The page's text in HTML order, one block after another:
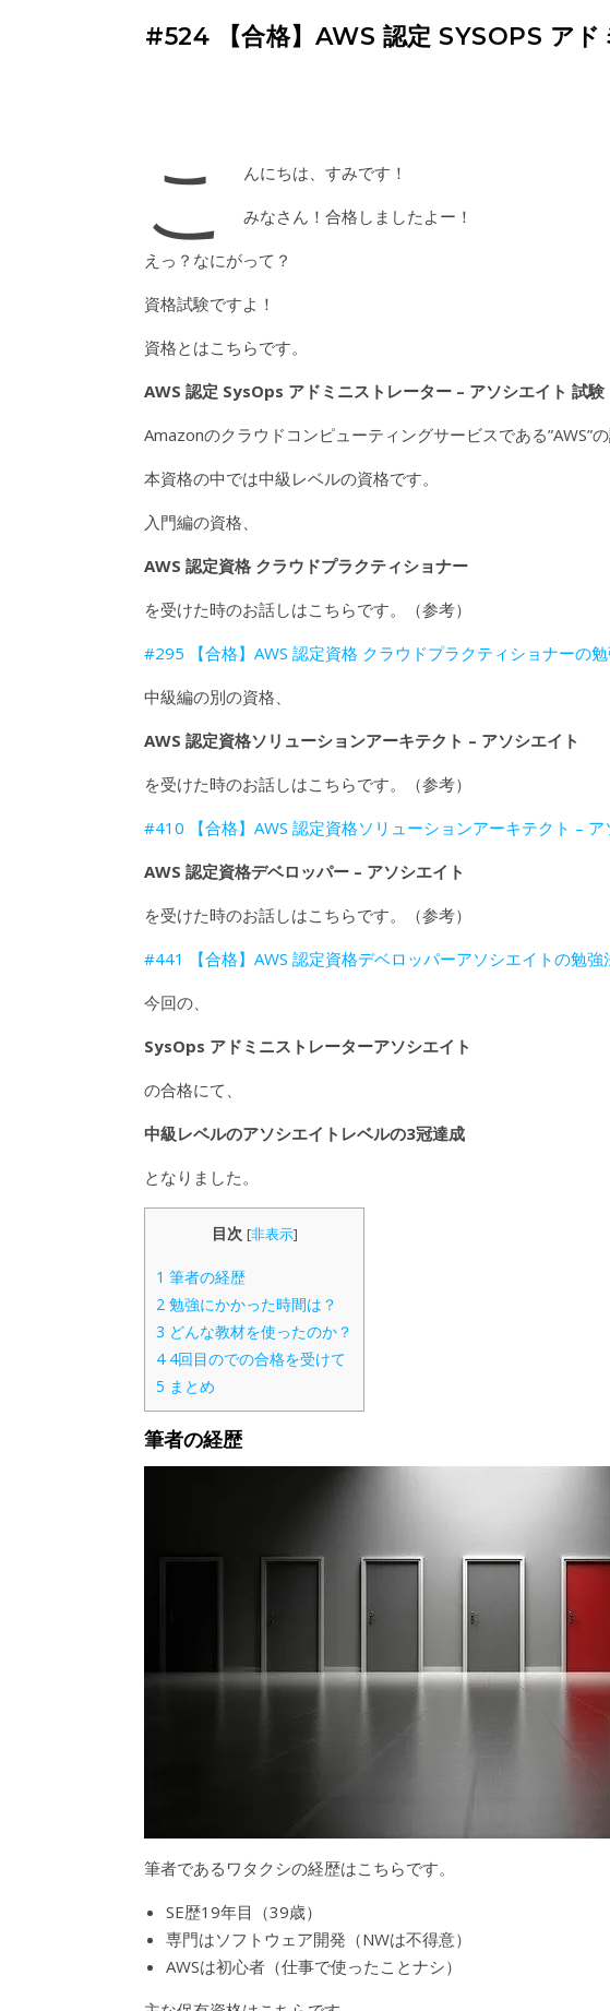
#524 【合格】AWS 認定 SYSOPS ア
こ
んにちは、すみです！
みなさん！合格しましたよー！
えっ？なにがって？
資格試験ですよ！
資格とはこちらです。
AWS 認定 SysOps アドミニストレーター – アソシエイト 試験
Amazonのクラウドコンピューティングサービスである”AWS”の
本資格の中では中級レベルの資格です。
入門編の資格、
AWS 認定資格 クラウドプラクティショナー
を受けた時のお話しはこちらです。（参考）
#295 【合格】AWS 認定資格 クラウドプラクティショナーの
中級編の別の資格、
AWS 認定資格ソリューションアーキテクト – アソシエイト
を受けた時のお話しはこちらです。（参考）
#410 【合格】AWS 認定資格ソリューションアーキテクト –
AWS 認定資格デベロッパー – アソシエイト
を受けた時のお話しはこちらです。（参考）
#441 【合格】AWS 認定資格デベロッパーアソシエイトの勉強
今回の、
SysOps アドミニストレーターアソシエイト
の合格にて、
中級レベルのアソシエイトレベルの3冠達成
となりました。
目次 [非表示]
1 筆者の経歴
2 勉強にかかった時間は？
3 どんな教材を使ったのか？
44回目のでの合格を受けて
5 まとめ
筆者の経歴
筆者であるワタクシの経歴はこちらです。
SE歴19年目（39歳）
専門はソフトウェア開発（NWは不得意）
AWSは初心者（仕事で使ったことナシ）